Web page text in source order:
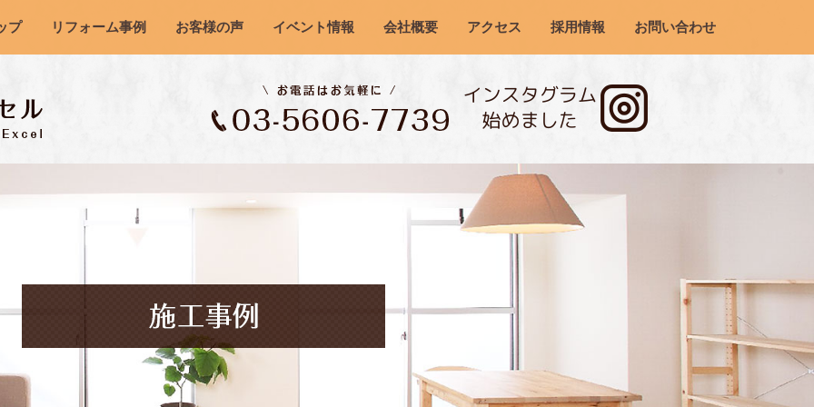
プ リフォーム事例 お客様の声 イベント情報 会社概要 アクセス 採用情報 お問い合わせ